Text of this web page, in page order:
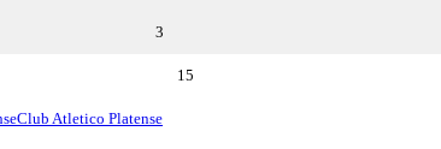
3
15
Club Atletico Platense